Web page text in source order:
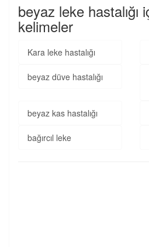
beyaz leke hastalığı
kelimeler
Kara leke hastalığı
beyaz düve hastalığı
beyaz kas hastalığı
bağırcıl leke